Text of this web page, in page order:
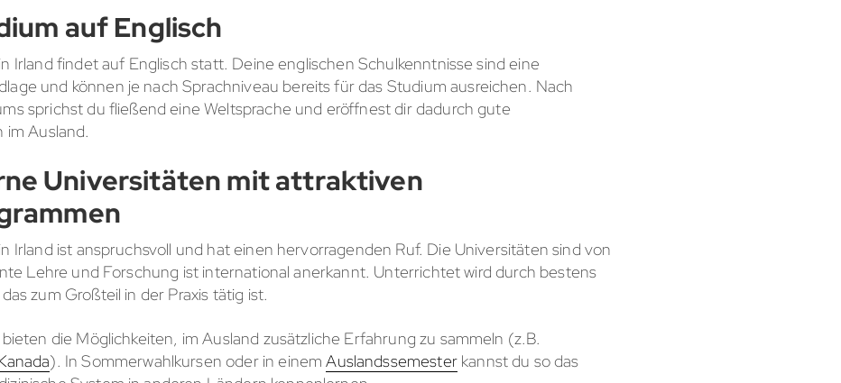
auf Englisch
Irland findet auf Englisch statt. Deine englischen Schulkenntnisse sind eine
und können je nach Sprachniveau bereits für das Studium ausreichen. Nach
sprichst du fließend eine Weltsprache und eröffnest dir dadurch gute
im Ausland.
Universitäten mit attraktiven
Irland ist anspruchsvoll und hat einen hervorragenden Ruf. Die Universitäten sind von
Lehre und Forschung ist international anerkannt. Unterrichtet wird durch bestens
zum Großteil in der Praxis tätig ist.
die Möglichkeiten, im Ausland zusätzliche Erfahrung zu sammeln (z.B.
). In Sommerwahlkursen oder in einemAuslandssemesterkannst du so das